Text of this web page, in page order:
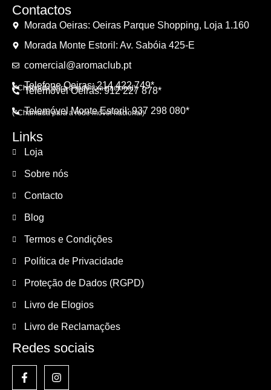
Contactos
Morada Oeiras: Oeiras Parque Shopping, Loja 1.160
Morada Monte Estoril: Av. Sabóia 425-E
comercial@aromaclub.pt
Telefone Oeiras: 214 422 749*
(*Chamada para a rede fixa nacional)
Telemóvel Oeiras: 912 227 878*
Telemóvel Monte Estoril: 937 298 080*
(*Chamada para a rede móvel nacional)
Links
Loja
Sobre nós
Contacto
Blog
Termos e Condições
Política de Privacidade
Proteção de Dados (RGPD)
Livro de Elogios
Livro de Reclamações
Redes sociais